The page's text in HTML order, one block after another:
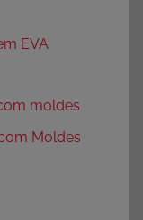
EVA
moldes
Moldes